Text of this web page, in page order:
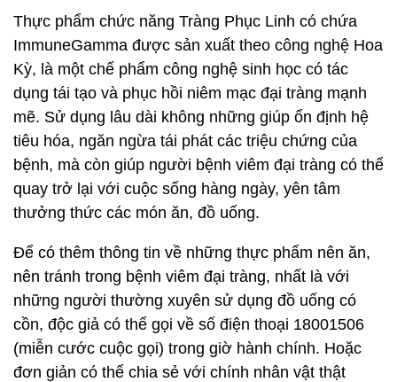
Thực phẩm chức năng Tràng Phục Linh có chứa
ImmuneGamma được sản xuất theo công nghệ Hoa
Kỳ, là một chế phẩm công nghệ sinh học có tác
dụng tái tạo và phục hồi niêm mạc đại tràng mạnh
mẽ. Sử dụng lâu dài không những giúp ổn định hệ
tiêu hóa, ngăn ngừa tái phát các triệu chứng của
bệnh, mà còn giúp người bệnh viêm đại tràng có thể
quay trở lại với cuộc sống hàng ngày, yên tâm
thưởng thức các món ăn, đồ uống.
Để có thêm thông tin về những thực phẩm nên ăn,
nên tránh trong bệnh viêm đại tràng, nhất là với
những người thường xuyên sử dụng đồ uống có
cồn, độc giả có thể gọi về số điện thoại 18001506
(miễn cước cuộc gọi) trong giờ hành chính. Hoặc
đơn giản có thể chia sẻ với chính nhân vật thật